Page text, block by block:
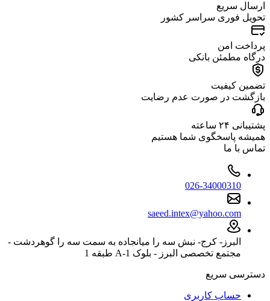
ارسال سریع
تحویل فوری سراسر کشور
پرداخت امن
درگاه مطمئن بانکی
تضمین کیفیت
بازگشت در صورت عدم رضایت
پشتیبانی ۲۴ ساعته
همیشه پاسخگوی شما هستیم
تماس با ما
026-34000310
saeed.intex@yahoo.com
البرز- کرج- نبش سه را میانجاده به سمت سه را گوهردشت -
مجتمع تخصصی البرز - بلوک 1-A طبقه 1
دسترسی سریع
حساب کاربری